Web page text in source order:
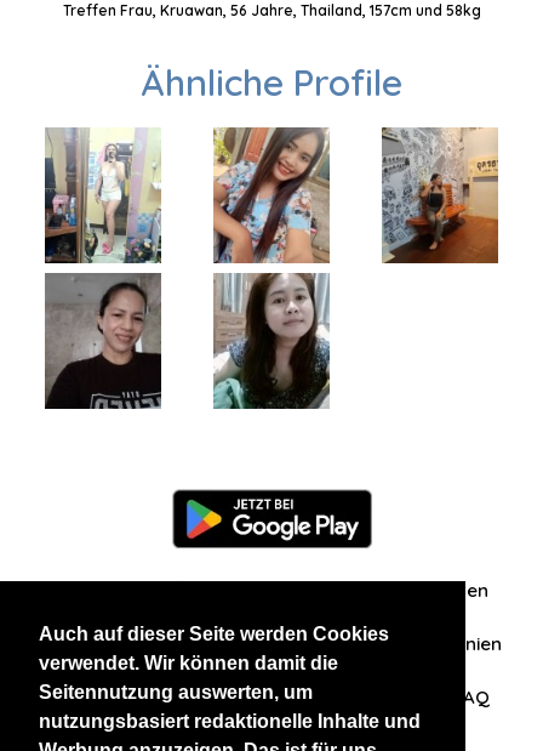
Auch auf dieser Seite werden Cookies
verwendet. Wir können damit die
Seitennutzung auswerten, um
nutzungsbasiert redaktionelle Inhalte und
Treffen Frau, Kruawan, 56 Jahre, Thailand, 157cm und 58kg
Ähnliche Profile
Zuschriften/Erfahrungen
Datenschutzerklärung AGB Datenschutzrichtlinien
Nehmen Sie Kontakt mit uns auf FAQ